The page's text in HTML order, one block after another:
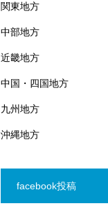
関東地方
中部地方
近畿地方
中国・四国地方
九州地方
沖縄地方
facebook投稿